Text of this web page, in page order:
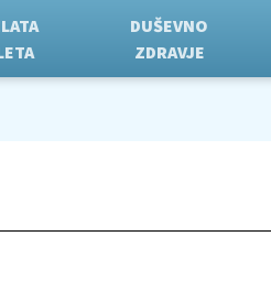
DUŠEVNO
ZDRAVJE